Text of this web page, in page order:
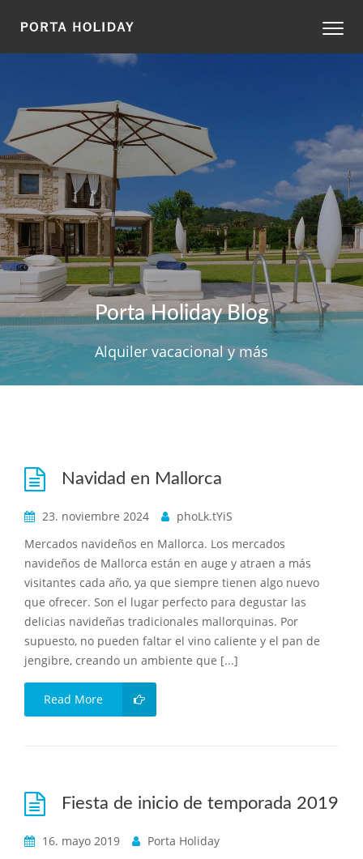
Porta Holiday Blog
Alquiler vacacional y más
Navidad en Mallorca
23. noviembre 2024
phoLk.tYiS
Mercados navideños en Mallorca. Los mercados
navideños de Mallorca están en auge y atraen a más
visitantes cada año, ya que siempre tienen algo nuevo
que ofrecer. Son el lugar perfecto para degustar las
delicias navideñas tradicionales mallorquinas. Por
supuesto, no pueden faltar el vino caliente y el pan de
jengibre, creando un ambiente que [...]
Read More
Fiesta de inicio de temporada 2019
16. mayo 2019
Porta Holiday